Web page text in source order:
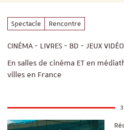
Spectacle Rencontre
CINÉMA - LIVRES - BD - JEUX VIDÉO
En salles de cinéma ET en
villes en France